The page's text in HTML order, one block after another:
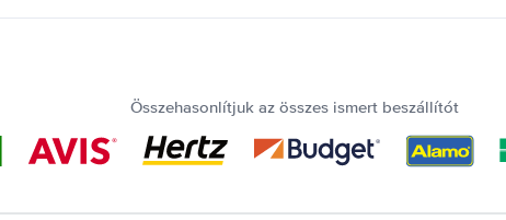
Összehasonlítjuk az összes ismert beszállítót